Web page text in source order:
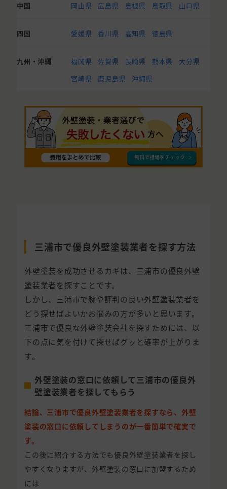
中国 岡山県 広島県 島根県 鳥取県 山口県
四国 愛媛県 香川県 高知県 徳島県
九州・沖縄 福岡県 佐賀県 長崎県 熊本県
大分県
宮崎県
鹿児島県 沖縄県
三浦市で優良外壁塗装業者を探す方法
外壁塗装を成功させるカギは、三浦市の優良外壁
塗装業者を探すことです。
しかし、三浦市で腕や評判の良い外壁塗装業者を
どう探せばよいかお悩みの方が多いと思います。
三浦市で優良な外壁塗装会社を探すためには、以
下の点に気を付けて探せばグッと確率が上がりま
す。
外壁塗装の窓口に依頼して三浦市の優良外
壁塗装業者を探してもらう
結論、三浦市で優良外壁塗装業者を探すなら、外壁
塗装の窓口に依頼してしまうのが一番簡単で確実で
す。
この後に紹介する方法でも優良外壁塗装業者を探し
やすくなりますが、外壁塗装の窓口に加盟するため
には